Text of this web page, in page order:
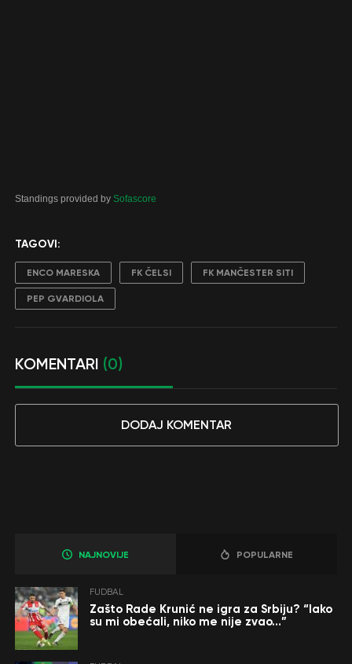
Standings provided by Sofascore
TAGOVI:
ENCO MARESKA FK ČELSI FK MANČESTER SITI
PEP GVARDIOLA
KOMENTARI (0)
DODAJ KOMENTAR
NAJNOVIJE POPULARNE
FUDBAL
Zašto Rade Krunić ne igra za Srbiju? “Iako
su mi obećali, niko me nije zvao…”